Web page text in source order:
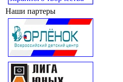
Наши партеры